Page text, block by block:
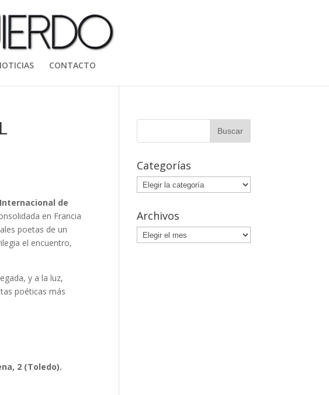
CONTACTO
de
en Francia
poetas de un
el encuentro,
y a la luz,
poéticas más
2 (Toledo).
Categorías
Categorías
Archivos
Archivos